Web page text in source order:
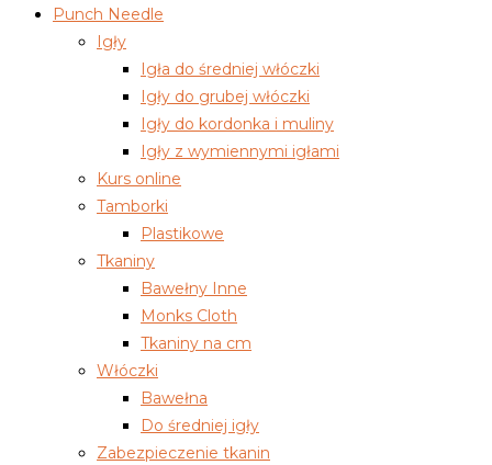
Punch Needle
Igły
Igła do średniej włóczki
Igły do grubej włóczki
Igły do kordonka i muliny
Igły z wymiennymi igłami
Kurs online
Tamborki
Plastikowe
Tkaniny
Bawełny Inne
Monks Cloth
Tkaniny na cm
Włóczki
Bawełna
Do średniej igły
Zabezpieczenie tkanin